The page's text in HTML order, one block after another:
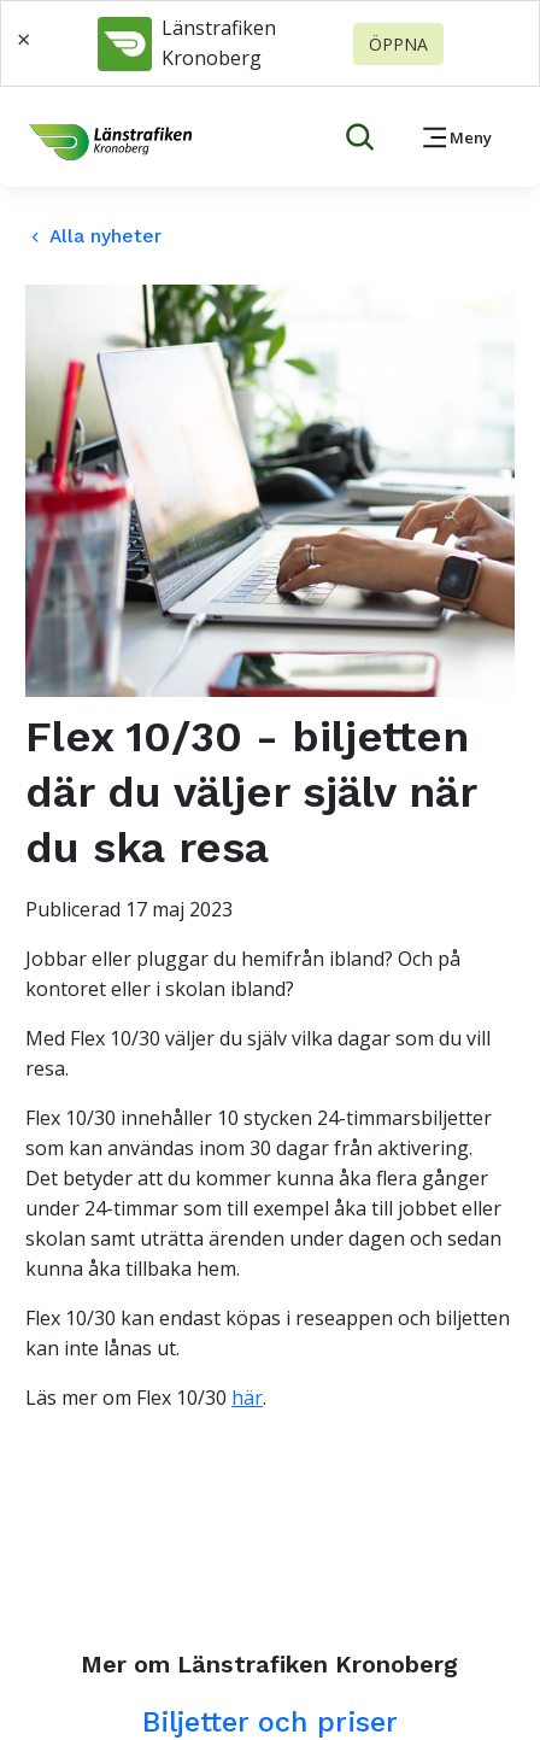
×
Länstrafiken
Kronoberg
ÖPPNA
Meny
keyboard_arrow_left Alla nyheter
Flex 10/30 - biljetten
där du väljer själv när
du ska resa
Publicerad 17 maj 2023
Jobbar eller pluggar du hemifrån ibland? Och på
kontoret eller i skolan ibland?
Med Flex 10/30 väljer du själv vilka dagar som du vill
resa.
Flex 10/30 innehåller 10 stycken 24-timmarsbiljetter
som kan användas inom 30 dagar från aktivering.
Det betyder att du kommer kunna åka flera gånger
under 24-timmar som till exempel åka till jobbet eller
skolan samt uträtta ärenden under dagen och sedan
kunna åka tillbaka hem.
Flex 10/30 kan endast köpas i reseappen och biljetten
kan inte lånas ut.
Läs mer om Flex 10/30 här.
Mer om Länstrafiken Kronoberg
Biljetter och priser